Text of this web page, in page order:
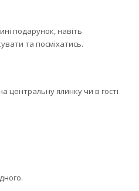
подарунок, навіть
та посміхатись.
центральну ялинку чи в гості